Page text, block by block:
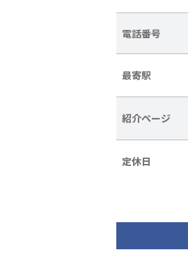
電話番号
最寄駅
紹介ページ
定休日